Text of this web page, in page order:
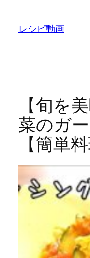
レシピ動画
【旬を
菜のガ
【簡単